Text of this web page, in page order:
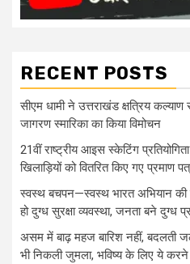
RECENT POSTS
सीएम धामी ने उत्तराखंड क्षत्रिय कल्याण
जागरण स्मारिका का किया विमोचन
21वीं राष्ट्रीय आइस स्केटिंग
खिलाड़ियों को वितरित किए गए प्रमाण
स्वस्थ बचपन—स्वस्थ भारत अभियान की
हो दुग्ध सुरक्षा व्यवस्था, जनता बने दुग्ध
असम में बाढ़ महज बारिश नहीं, बदलती
भी निकली जुमला, भविष्य के लिए ये करने